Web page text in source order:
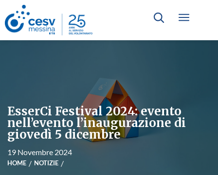
EsserCi Festival 2024: evento
nell’evento l’inaugurazione di
giovedì 5 dicembre
19 Novembre 2024
HOME NOTIZIE